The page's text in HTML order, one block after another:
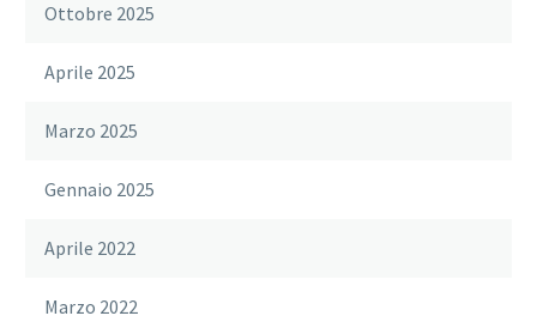
Ottobre 2025
Aprile 2025
Marzo 2025
Gennaio 2025
Aprile 2022
Marzo 2022